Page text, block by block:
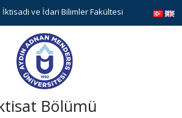
İktisadi ve İdari Bilimler Fakültesi
Bölümü